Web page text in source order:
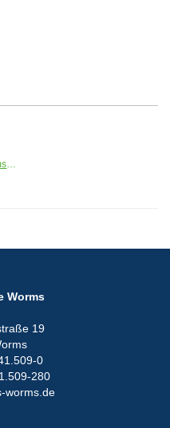
pia.orth-reich@hs-worms.de
Worms
19
0
280
worms.de